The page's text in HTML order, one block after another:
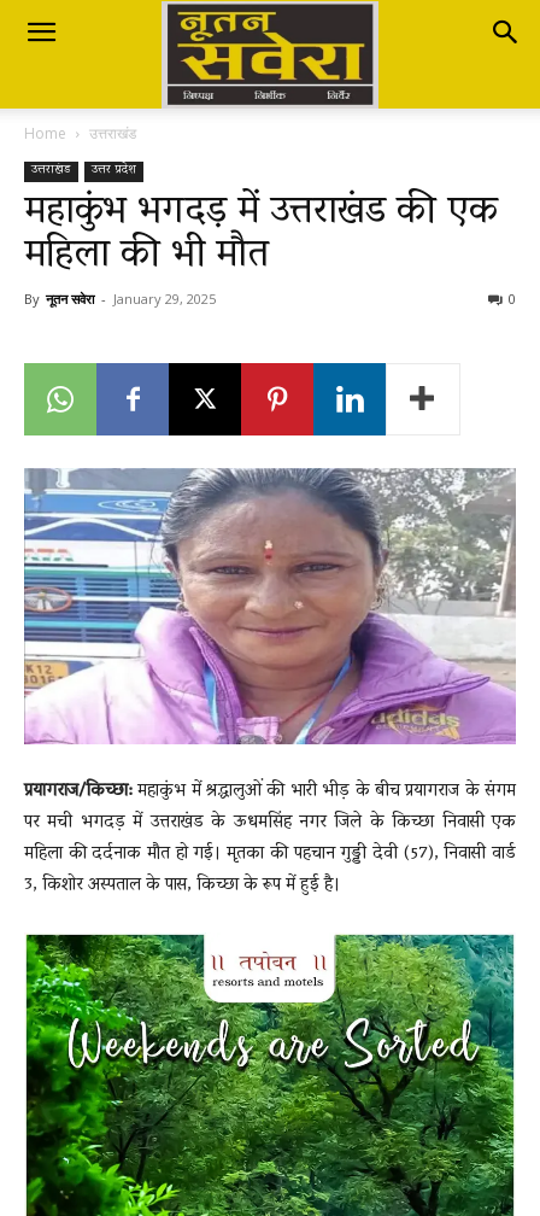
Nutan
Savera
नूतन
Breaking
News
LIVE
Home उत्तराखंड
उत्तराखंड उत्तर प्रदेश
महाकुंभ भगदड़ में उत्तराखंड की एक
महिला की भी मौत
By नूतन सवेरा - January 29, 2025 0
प्रयागराज/किच्छा:महाकुंभ में श्रद्धालुओं की भारी भीड़ के बीच प्रयागराज के संगम
पर मची भगदड़ में उत्तराखंड के ऊधमसिंह नगर जिले के किच्छा निवासी एक
महिला की दर्दनाक मौत हो गई। मृतका की पहचान गुड्डी देवी (57), निवासी वार्ड
3, किशोर अस्पताल के पास, किच्छा के रूप में हुई है।